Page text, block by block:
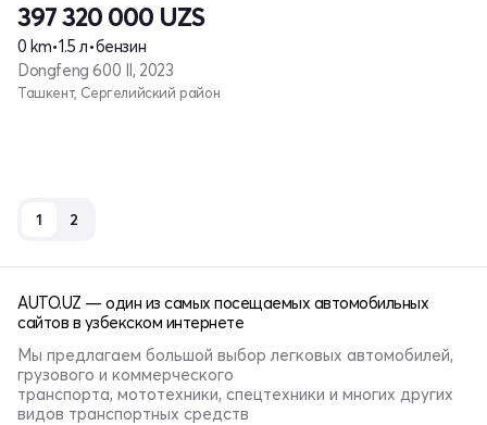
397 320 000 UZS
0 km•1.5 л•бензин
Dongfeng 600 II, 2023
Ташкент, Сергелийский район
1 2
AUTO.UZ — один из самых посещаемых автомобильных
сайтов в узбекском интернете
Мы предлагаем большой выбор легковых автомобилей,
грузового и коммерческого
транспорта, мототехники, спецтехники и многих других
видов транспортных средств